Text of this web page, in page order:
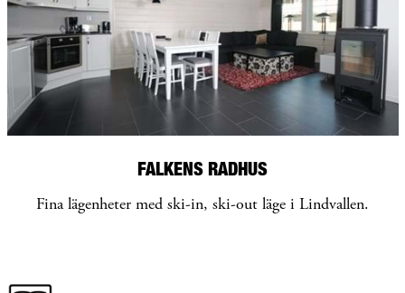
FALKENS RADHUS
Fina lägenheter med ski-in, ski-out läge i Lindvallen.